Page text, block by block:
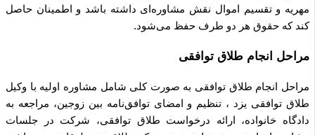
مهریه و تقسیم اموال نقش مشاوره‌ای داشته باشد و اطمینان حاصل
کند که حقوق هر دو طرف حفظ می‌شود.
مراحل انجام طلاق توافقی
مراحل انجام طلاق توافقی به صورت کلی شامل مشاوره اولیه با وکیل
طلاق توافقی یزد ، تنظیم و امضای توافق‌نامه بین زوجین، مراجعه به
دادگاه خانواده، ارائه درخواست طلاق توافقی، شرکت در جلسات